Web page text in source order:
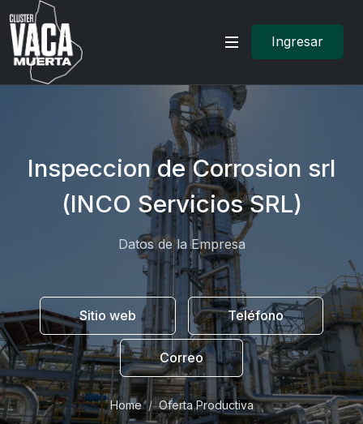
Ingresar
Inspeccion de Corrosion srl
(INCO Servicios SRL)
Datos de la Empresa
Sitio web Teléfono
Correo
Home Oferta Productiva